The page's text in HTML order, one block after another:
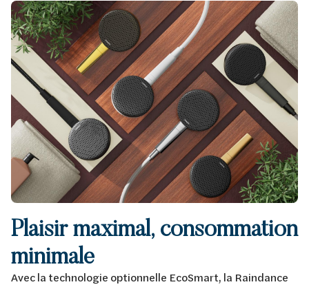
Plaisir maximal, consommation
minimale
Avec la technologie optionnelle EcoSmart, la Raindance